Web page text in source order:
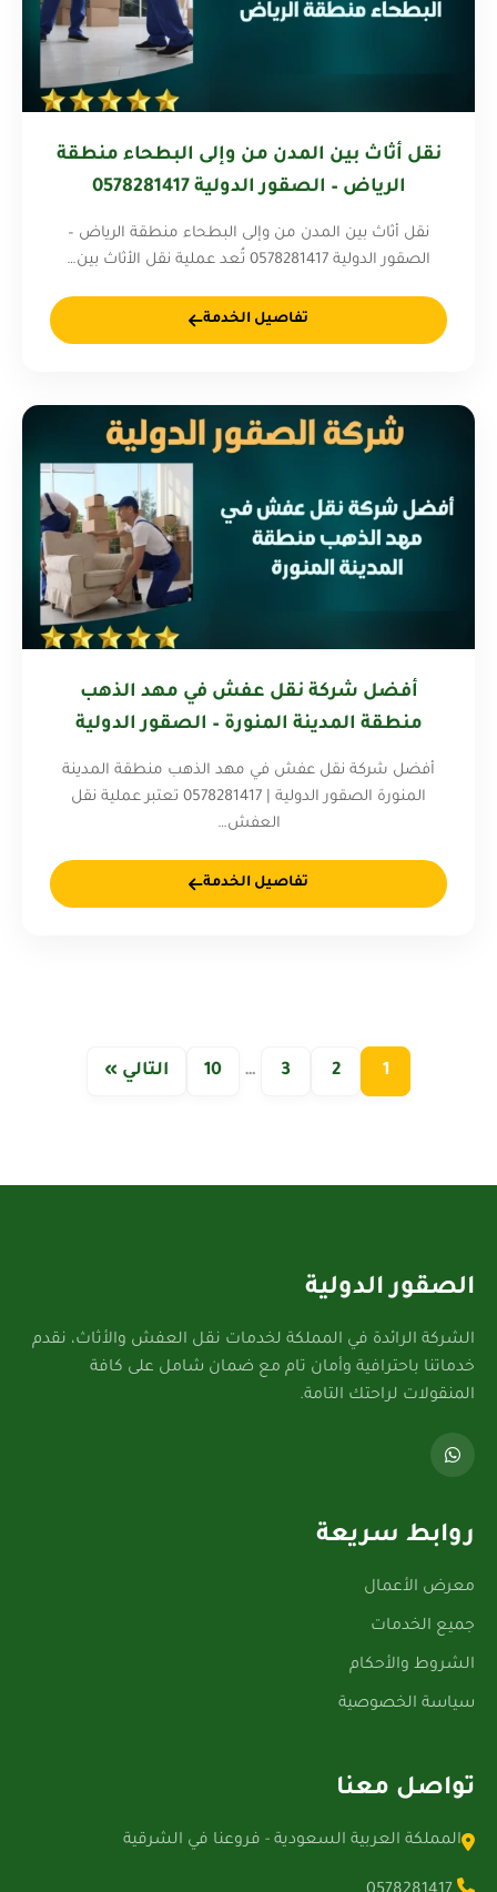
نقل أثاث بين المدن من وإلى البطحاء منطقة
الرياض – الصقور الدولية 0578281417
نقل أثاث بين المدن من وإلى البطحاء منطقة الرياض –
الصقور الدولية 0578281417 تُعد عملية نقل الأثاث بين…
تفاصيل الخدمة
أفضل شركة نقل عفش في مهد الذهب
منطقة المدينة المنورة – الصقور الدولية
0578281417
أفضل شركة نقل عفش في مهد الذهب منطقة المدينة
المنورة الصقور الدولية | 0578281417 تعتبر عملية نقل
العفش…
تفاصيل الخدمة
1
2
3
…
10 التالي »
الصقور الدولية
الشركة الرائدة في المملكة لخدمات نقل العفش والأثاث، نقدم
خدماتنا باحترافية وأمان تام مع ضمان شامل على كافة
المنقولات لراحتك التامة.
روابط سريعة
معرض الأعمال
جميع الخدمات
الشروط والأحكام
سياسة الخصوصية
تواصل معنا
المملكة العربية السعودية - فروعنا في الشرقية